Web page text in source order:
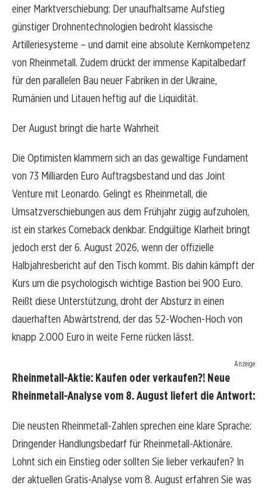
einer Marktverschiebung: Der unaufhaltsame Aufstieg
günstiger Drohnentechnologien bedroht klassische
Artilleriesysteme – und damit eine absolute Kernkompetenz
von Rheinmetall. Zudem drückt der immense Kapitalbedarf
für den parallelen Bau neuer Fabriken in der Ukraine,
Rumänien und Litauen heftig auf die Liquidität.
Der August bringt die harte Wahrheit
Die Optimisten klammern sich an das gewaltige Fundament
von 73 Milliarden Euro Auftragsbestand und das Joint
Venture mit Leonardo. Gelingt es Rheinmetall, die
Umsatzverschiebungen aus dem Frühjahr zügig aufzuholen,
ist ein starkes Comeback denkbar. Endgültige Klarheit bringt
jedoch erst der 6. August 2026, wenn der offizielle
Halbjahresbericht auf den Tisch kommt. Bis dahin kämpft der
Kurs um die psychologisch wichtige Bastion bei 900 Euro.
Reißt diese Unterstützung, droht der Absturz in einen
dauerhaften Abwärtstrend, der das 52-Wochen-Hoch von
knapp 2.000 Euro in weite Ferne rücken lässt.
Anzeige
Rheinmetall-Aktie: Kaufen oder verkaufen?! Neue
Rheinmetall-Analyse vom 8. August liefert die Antwort:
Die neusten Rheinmetall-Zahlen sprechen eine klare Sprache:
Dringender Handlungsbedarf für Rheinmetall-Aktionäre.
Lohnt sich ein Einstieg oder sollten Sie lieber verkaufen? In
der aktuellen Gratis-Analyse vom 8. August erfahren Sie was